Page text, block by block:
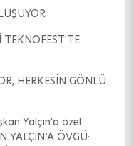
TEKNOFEST'TE
HERKESİN GÖNLÜ
Yalçın'a özel
YALÇIN’A ÖVGÜ: